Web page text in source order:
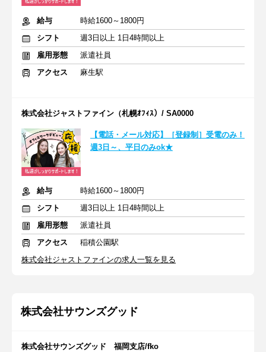
給与
時給1600～1800円
シフト
週3日以上 1日4時間以上
雇用形態
派遣社員
アクセス
麻生駅
株式会社ジャストファイン（札幌ｵﾌｨｽ）/ SA0000
【電話・メール対応】［登録制］受電のみ！
週3日～、平日のみok★
給与
時給1600～1800円
シフト
週3日以上 1日4時間以上
雇用形態
派遣社員
アクセス
稲積公園駅
株式会社ジャストファインの求人一覧を見る
株式会社サウンズグッド
株式会社サウンズグッド 福岡支店/fko